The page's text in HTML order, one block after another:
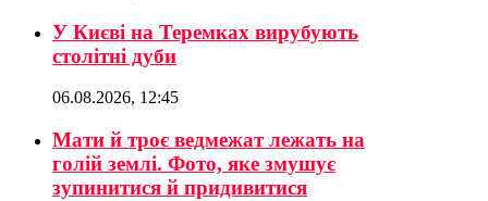
У Києві на Теремках вирубують
столітні дуби
06.08.2026, 12:45
Мати й троє ведмежат лежать на
голій землі. Фото, яке змушує
зупинитися й придивитися